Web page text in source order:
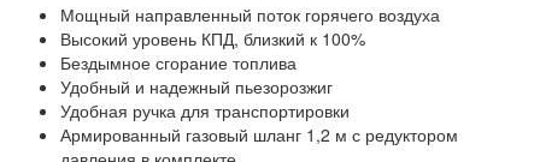
Мощный направленный поток горячего воздуха
Высокий уровень КПД, близкий к 100%
Бездымное сгорание топлива
Удобный и надежный пьезорозжиг
Удобная ручка для транспортировки
Армированный газовый шланг 1,2 м с редуктором